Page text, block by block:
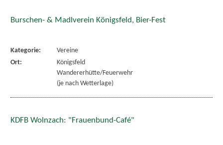
Burschen- & Madlverein Königsfeld, Bier-Fest
Kategorie:
Vereine
Ort:
Königsfeld
Wandererhütte/Feuerwehr
(je nach Wetterlage)
KDFB Wolnzach: "Frauenbund-Café"